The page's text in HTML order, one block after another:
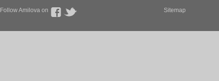
Follow Amilova on Sitemap